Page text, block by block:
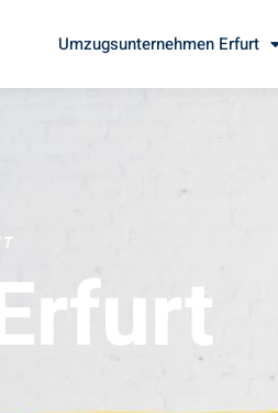
Umzugsunternehmen Erfurt